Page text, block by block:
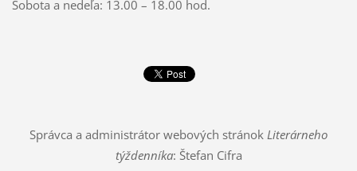
Sobota a nedeľa: 13.00 – 18.00 hod.
Správca a administrátor webových stránok Literárneho
týždenníka: Štefan Cifra